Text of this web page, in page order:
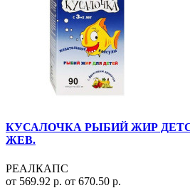
КУСАЛОЧКА РЫБИЙ ЖИР
ЖЕВ.
РЕАЛКАПС
от 569.92 р. от 670.50 р.